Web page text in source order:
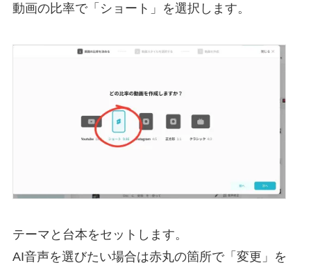
動画の比率で「ショート」を選択します。
テーマと台本をセットします。
AI音声を選びたい場合は赤丸の箇所で「変更」を